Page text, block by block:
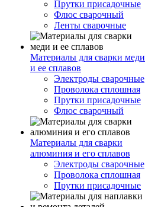
Прутки присадочные
Флюс сварочный
Ленты сварочные
Материалы для сварки меди
и ее сплавов
Электроды сварочные
Проволока сплошная
Прутки присадочные
Флюс сварочный
Материалы для сварки
алюминия и его сплавов
Электроды сварочные
Проволока сплошная
Прутки присадочные